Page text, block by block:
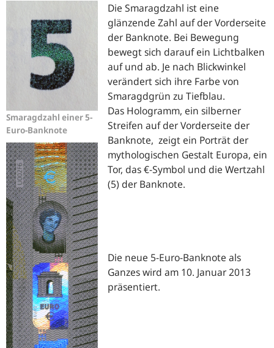
Smaragdzahl einer 5-
Euro-Banknote
Die Smaragdzahl ist eine
glänzende Zahl auf der Vorderseite
der Banknote. Bei Bewegung
bewegt sich darauf ein Lichtbalken
auf und ab. Je nach Blickwinkel
verändert sich ihre Farbe von
Smaragdgrün zu Tiefblau.
Das Hologramm, ein silberner
Streifen auf der Vorderseite der
Banknote, zeigt ein Porträt der
mythologischen Gestalt Europa, ein
Tor, das €-Symbol und die Wertzahl
(5) der Banknote.
Die neue 5-Euro-Banknote als
Ganzes wird am 10. Januar 2013
präsentiert.